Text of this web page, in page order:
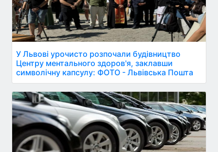
У Львові урочисто розпочали будівництво
Центру ментального здоров'я, заклавши
символічну капсулу: ФОТО - Львівська Пошта